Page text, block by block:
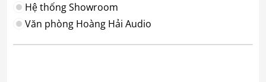
Hệ thống Showroom
Văn phòng Hoàng Hải Audio